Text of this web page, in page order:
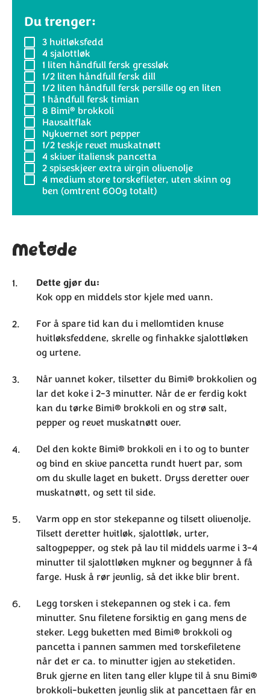
Du trenger:
3 hvitløksfedd
4 sjalottløk
1 liten håndfull fersk gressløk
1/2 liten håndfull fersk dill
1/2 liten håndfull fersk persille og en liten
1 håndfull fersk timian
8 Bimi® brokkoli
Havsaltflak
Nykvernet sort pepper
1/2teskje revet muskatnøtt
4 skiver italiensk pancetta
2spiseskjeer extra virgin olivenolje
4 medium store torskefileter, uten skinn og
ben (omtrent 600g totalt)
Metode
Dette gjør du:
Kok opp en middels stor kjele med vann.
For å spare tid kan du i mellomtiden knuse
hvitløksfeddene, skrelle og finhakke sjalottløken
og urtene.
Når vannet koker, tilsetter du Bimi® brokkolien og
lar det koke i 2-3 minutter. Når de er ferdig kokt
kan du tørke Bimi® brokkoli en og strø salt,
pepper og revet muskatnøtt over.
Del den kokte Bimi® brokkoli en i to og to bunter
og bind en skive pancetta rundt hvert par, som
om du skulle laget en bukett. Dryss deretter over
muskatnøtt, og sett til side.
Varm opp en stor stekepanne og tilsett olivenolje.
Tilsett deretter hvitløk, sjalottløk, urter,
saltogpepper, og stek på lav til middels varme i 3-4
minutter til sjalottløken mykner og begynner å få
farge. Husk å rør jevnlig, så det ikke blir brent.
Legg torsken i stekepannen og stek i ca. fem
minutter. Snu filetene forsiktig en gang mens de
steker. Legg buketten med Bimi® brokkoli og
pancetta i pannen sammen med torskefiletene
når det er ca. to minutter igjen av steketiden.
Bruk gjerne en liten tang eller klype til å snu Bimi®
brokkoli-buketten jevnlig slik at pancettaen får en